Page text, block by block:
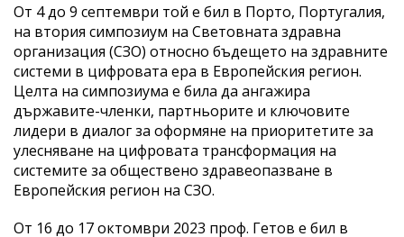
От 4 до 9 септември той е бил в Порто, Португалия,
на втория симпозиум на Световната здравна
организация (СЗО) относно бъдещето на здравните
системи в цифровата ера в Европейския регион.
Целта на симпозиума е била да ангажира
държавите-членки, партньорите и ключовите
лидери в диалог за оформяне на приоритетите за
улесняване на цифровата трансформация на
системите за обществено здравеопазване в
Европейския регион на СЗО.
От 16 до 17 октомври 2023 проф. Гетов е бил в